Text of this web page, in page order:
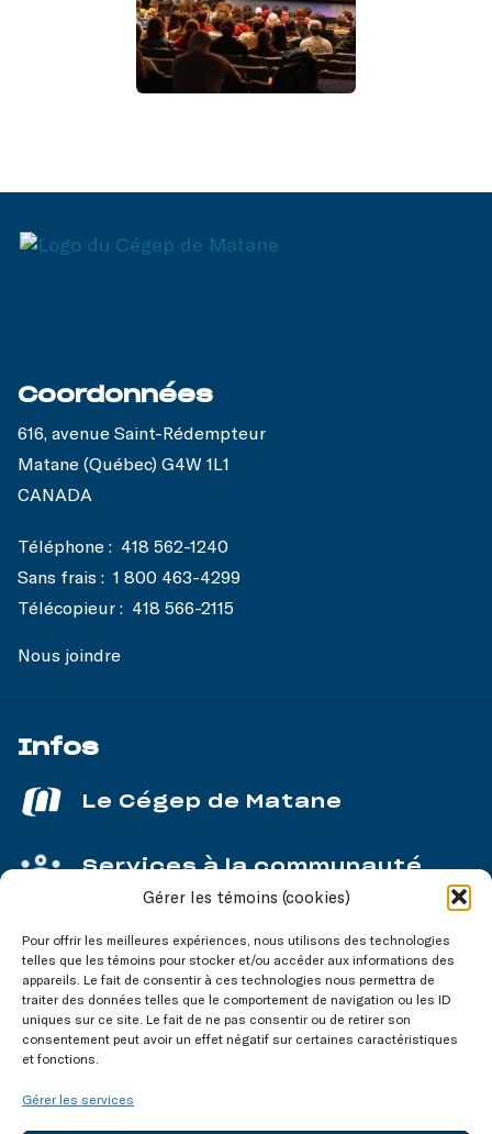
Gérer les témoins (cookies)
Pour offrir les meilleures expériences, nous utilisons des technologies
telles que les témoins pour stocker et/ou accéder aux informations des
appareils. Le fait de consentir à ces technologies nous permettra de
traiter des données telles que le comportement de navigation ou les ID
uniques sur ce site. Le fait de ne pas consentir ou de retirer son
consentement peut avoir un effet négatif sur certaines caractéristiques
et fonctions.
Gérer les services
Coordonnées
616, avenue Saint-Rédempteur
Matane (Québec) G4W 1L1
CANADA
Téléphone : 418 562-1240
Sans frais : 1 800 463-4299
Télécopieur : 418 566-2115
Nous joindre
Infos
Le Cégep de Matane
Services à la communauté
Service aux entreprises
Nos réseaux